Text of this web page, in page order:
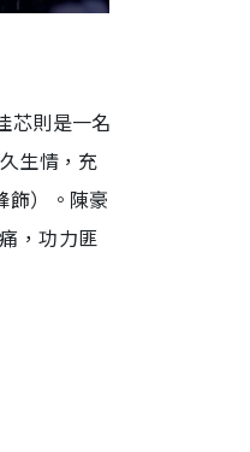
芯則是一名
生情，充
飾）。陳豪
，功力匪